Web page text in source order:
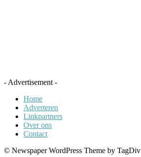
- Advertisement -
Home
Adverteren
Linkpartners
Over ons
Contact
© Newspaper WordPress Theme by TagDiv